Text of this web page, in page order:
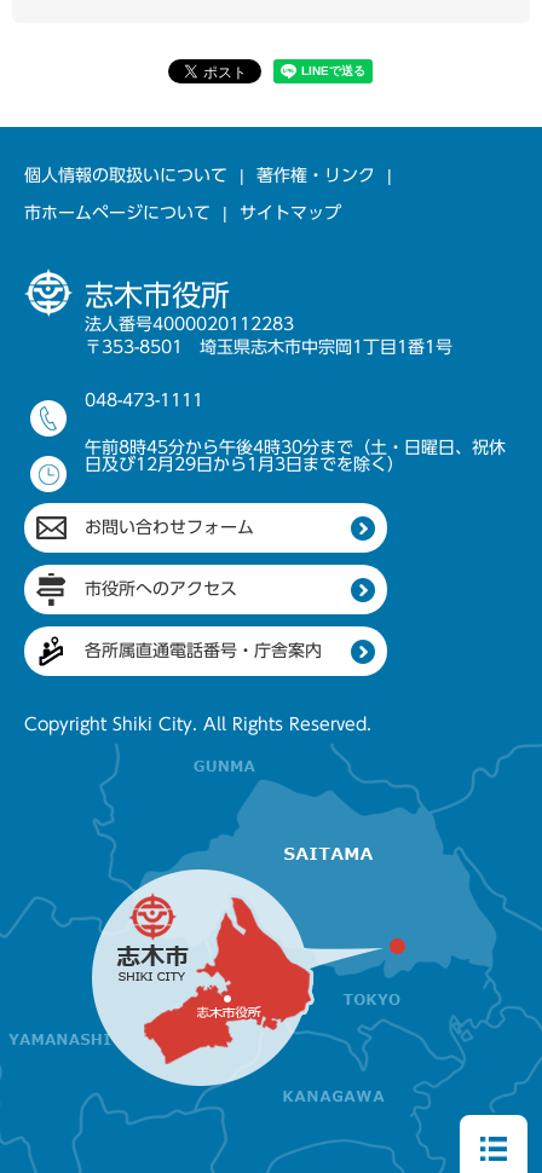
個人情報の取扱いについて 著作権・リンク
市ホームページについて サイトマップ
志木市役所
法人番号4000020112283
〒353-8501 埼玉県志木市中宗岡1丁目1番1号
048-473-1111
午前8時45分から午後4時30分まで（土・日曜日、祝休
日及び12月29日から1月3日までを除く）
お問い合わせフォーム
市役所へのアクセス
各所属直通電話番号・庁舎案内
Copyright Shiki City. All Rights Reserved.